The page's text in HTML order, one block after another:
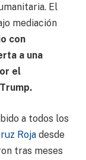
El
mediación
con
a una
el
a todos los
Roja desde
tras meses